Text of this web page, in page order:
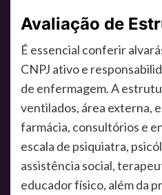
Avaliação de
É essencial conferir
CNPJ ativo e
de enfermagem. A
ventilados, área externa,
farmácia, consultórios e
escala de psiquiatra,
assistência social,
educador físico, além da